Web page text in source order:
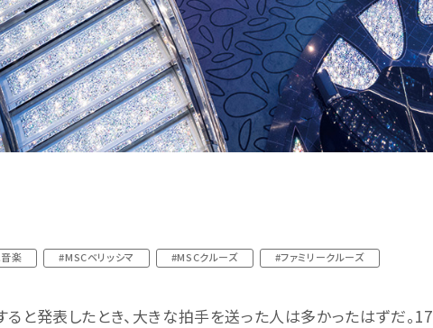
楽 #MSCベリッシマ #MSCクルーズ #ファミリークルーズ
ると発表したとき、大きな拍手を送った人は多かったはずだ。17